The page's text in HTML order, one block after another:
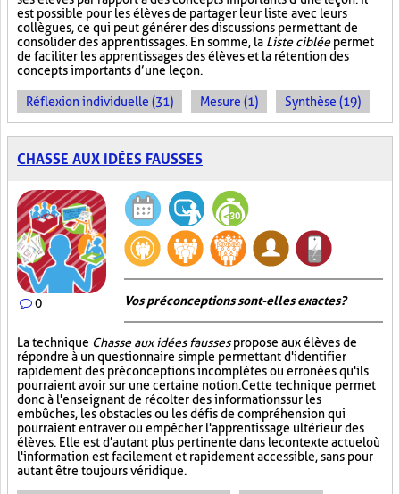
est possible pour les élèves de partager leur liste avec leurs
collègues, ce qui peut générer des discussions permettant de
consolider des apprentissages. En somme, la Liste cibléepermet
de faciliter les apprentissages des élèves et la rétention des
concepts importants d’une leçon.
Réflexion individuelle (31) Mesure (1) Synthèse (19)
CHASSE AUX IDÉES FAUSSES
0 Vos préconceptions sont-elles exactes ?
La technique Chasse aux idées faussespropose aux élèves de
répondre à un questionnaire simple permettant d'identifier
rapidement des préconceptions incomplètes ou erronées qu'ils
pourraient avoir sur une certaine notion. Cette technique permet
donc à l'enseignant de récolter des informations sur les
embûches, les obstacles ou les défis de compréhension qui
pourraient entraver ou empêcher l'apprentissage ultérieur des
élèves. Elle est d'autant plus pertinente dans le contexte actuel où
l'information est facilement et rapidement accessible, sans pour
autant être toujours véridique.